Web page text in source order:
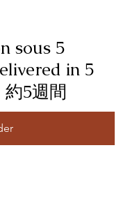
sous 5
in 5
5週間